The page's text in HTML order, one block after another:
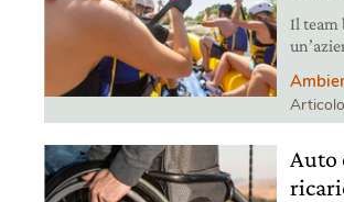
Il team
Auto